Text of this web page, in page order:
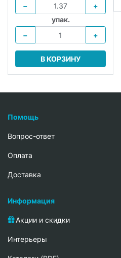
−
+
упак.
−
+
В КОРЗИНУ
Помощь
Вопрос-ответ
Oплата
Доставка
Информация
Акции и скидки
Интерьеры